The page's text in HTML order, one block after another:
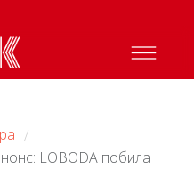
/
LOBODA побила